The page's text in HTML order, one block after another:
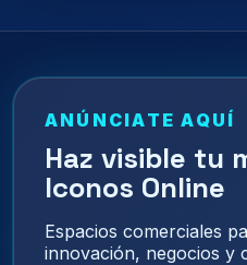
ANÚNCIATE AQUÍ
Haz visible tu
Iconos Online
Espacios comerciales
innovación, negocios y